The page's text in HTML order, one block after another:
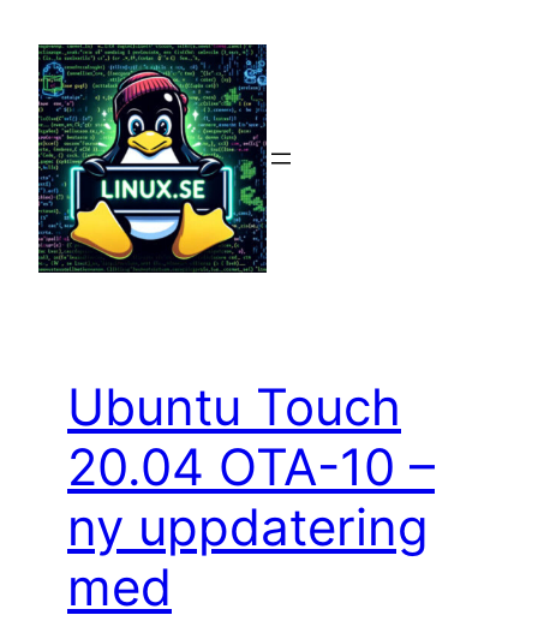
innehåll
Ubuntu Touch
20.04 OTA-10 –
ny uppdatering
med